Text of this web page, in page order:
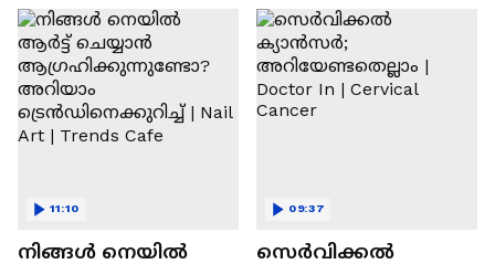
നിങ്ങൾ നെയിൽ
11:10
സെർവിക്കൽ
09:37